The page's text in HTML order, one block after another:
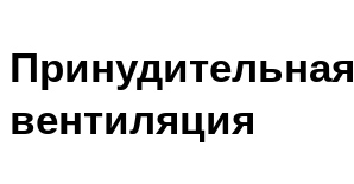
Принудительная
вентиляция